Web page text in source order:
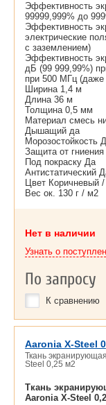
Эффективность
99999,999% до
Эффективность
электрические
с заземлением)
Эффективность
дБ (99 999,99%)
при 500 МГц (даже
Ширина 1,4 м
Длина 36 м
Толщина 0,5 мм
Материал смесь
Дышащий да
Морозостойкость
Защита от
Под покраску Да
Антистатический
Цвет Коричневый
Вес ок. 130 г / м2
Нет в наличии
Узнать о
По запросу
К сравнению
Aaronia X-Steel
Ткань
Steel 0,25 м2
Ткань
Aaronia X-Steel